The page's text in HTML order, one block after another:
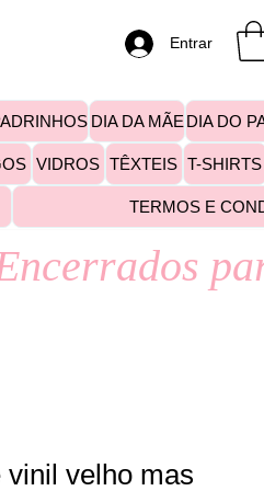
Entrar
vinil velho mas
DIA DA MÃE DIA DO
VIDROS TÊXTEIS T-SHIRTS
TERMOS E